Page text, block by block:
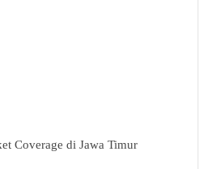
Coverage di Jawa Timur